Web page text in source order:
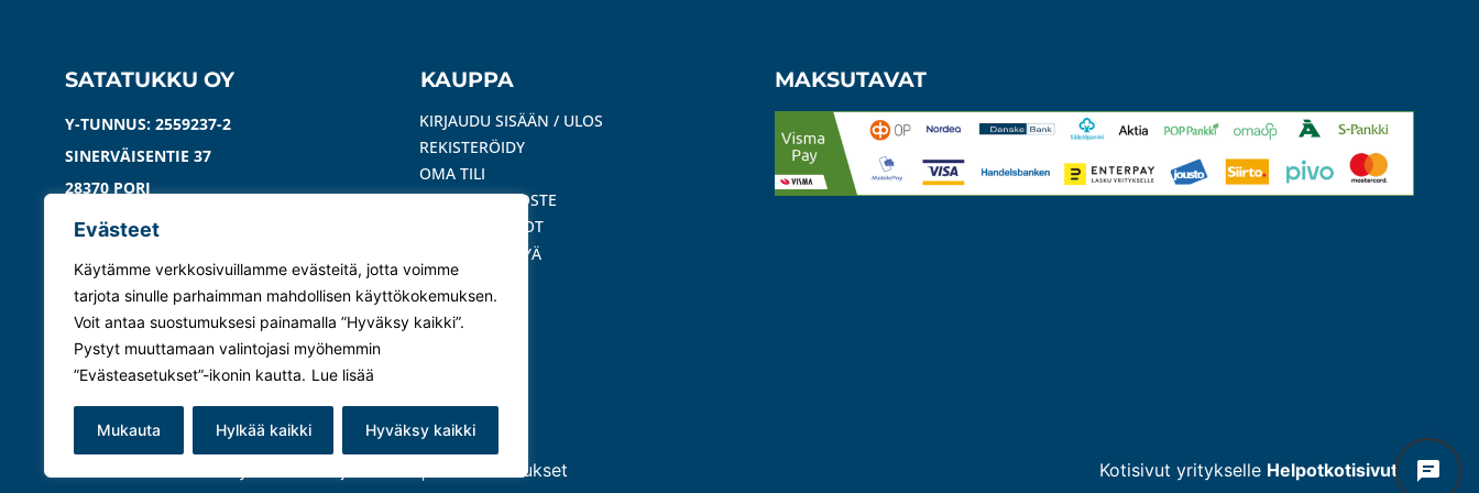
Evästeet
Käytämme verkkosivuillamme evästeitä, jotta voimme
tarjota sinulle parhaimman mahdollisen käyttökokemuksen.
Voit antaa suostumuksesi painamalla ”Hyväksy kaikki”.
Pystyt muuttamaan valintojasi myöhemmin
”Evästeasetukset”-ikonin kautta. Lue lisää
Mukauta Hylkää kaikki Hyväksy kaikki
SATATUKKU OY
Y-TUNNUS: 2559237-2
SINERVÄISENTIE 37
28370 PORI
YHTEYSTIEDOT
YHTEYDENOTOT
050 413 5235
INFO(AT)SATATUKKU.COM
KAUPPA
KIRJAUDU SISÄÄN / ULOS
REKISTERÖIDY
OMA TILI
REKISTERISELOSTE
TOIMITUSEHDOT
USEIN KYSYTTYÄ
OIVARAPORTTI
MAKSUTAVAT
Evästeasetukset Kotisivut yritykselle Helpotkotisivut.fi